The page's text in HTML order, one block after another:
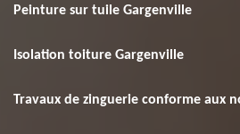
Peinture sur tuile Gargenville
Isolation toiture Gargenville
Travaux de zinguerie conforme aux